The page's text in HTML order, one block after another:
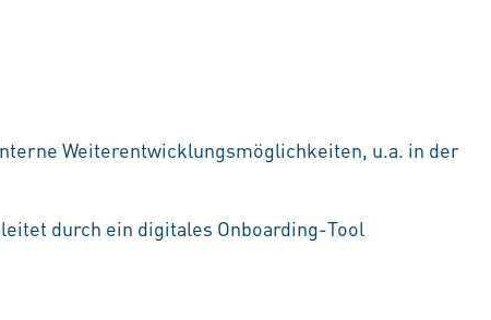
Weiterentwicklungsmöglichkeiten, u.a. in der
durch ein digitales Onboarding-Tool